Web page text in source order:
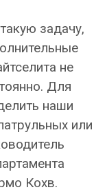
задачу,
не
Для
наши
или
Кохв.